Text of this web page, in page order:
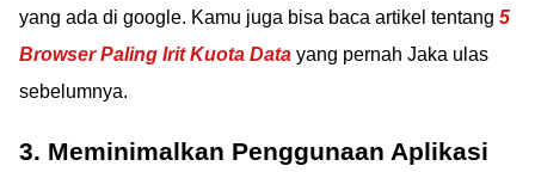
yang ada di google. Kamu juga bisa baca artikel tentang 5
Browser Paling Irit Kuota Data yang pernah Jaka ulas
sebelumnya.
3. Meminimalkan Penggunaan Aplikasi